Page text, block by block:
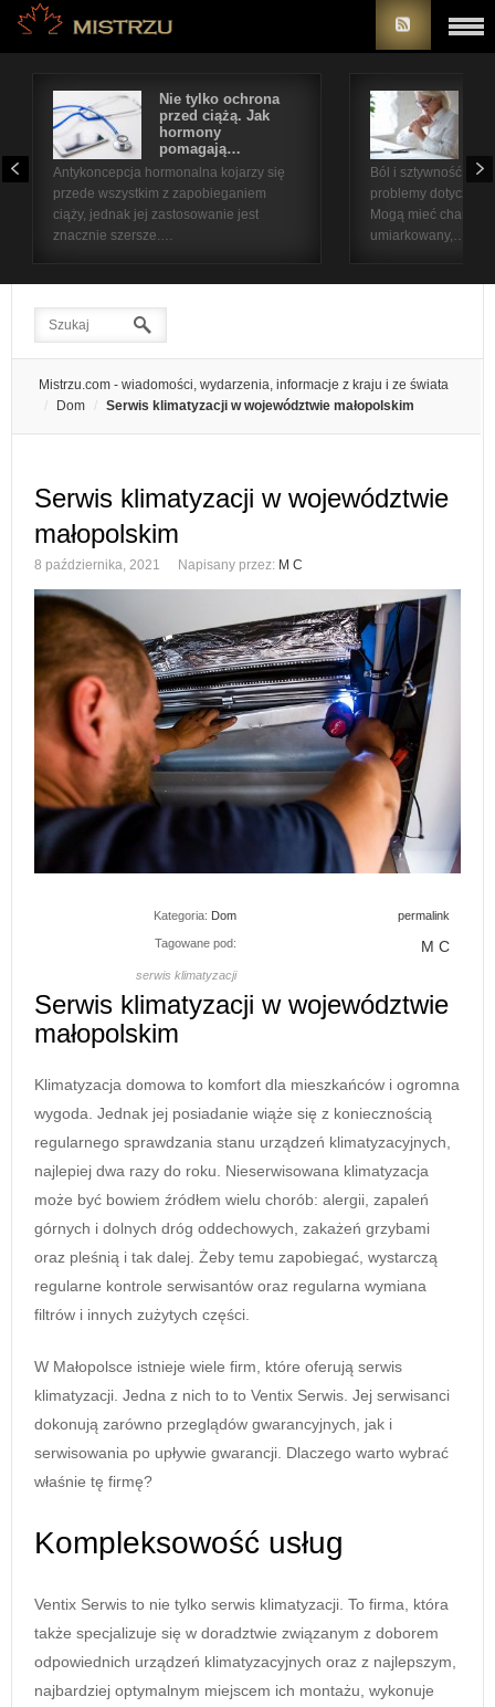
Nie tylko ochrona
przed ciążą. Jak
hormony
pomagają…
Antykoncepcja hormonalna kojarzy się
przede wszystkim z zapobieganiem
ciąży, jednak jej zastosowanie jest
znacznie szersze.…
Ból i sztywność
problemy
Mogą mieć
umiarkowany,…
Mistrzu.com - wiadomości, wydarzenia, informacje z kraju i ze świata
Dom
Serwis klimatyzacji w województwie małopolskim
Serwis klimatyzacji w województwie
małopolskim
8 października, 2021 Napisany przez: M C
Kategoria: Dom permalink
Tagowane pod:
serwis klimatyzacji
M C
Serwis klimatyzacji w województwie
małopolskim
Klimatyzacja domowa to komfort dla mieszkańców i ogromna
wygoda. Jednak jej posiadanie wiąże się z koniecznością
regularnego sprawdzania stanu urządzeń klimatyzacyjnych,
najlepiej dwa razy do roku. Nieserwisowana klimatyzacja
może być bowiem źródłem wielu chorób: alergii, zapaleń
górnych i dolnych dróg oddechowych, zakażeń grzybami
oraz pleśnią i tak dalej. Żeby temu zapobiegać, wystarczą
regularne kontrole serwisantów oraz regularna wymiana
filtrów i innych zużytych części.
W Małopolsce istnieje wiele firm, które oferują serwis
klimatyzacji. Jedna z nich to to Ventix Serwis. Jej serwisanci
dokonują zarówno przeglądów gwarancyjnych, jak i
serwisowania po upływie gwarancji. Dlaczego warto wybrać
właśnie tę firmę?
Kompleksowość usług
Ventix Serwis to nie tylko serwis klimatyzacji. To firma, która
także specjalizuje się w doradztwie związanym z doborem
odpowiednich urządzeń klimatyzacyjnych oraz z najlepszym,
najbardziej optymalnym miejscem ich montażu, wykonuje